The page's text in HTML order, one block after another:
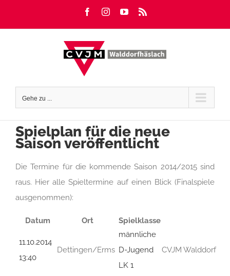
FacebookInstagramYouTube
Gehe zu ...
Spielplan für die neue
Saison veröffentlicht
Die Termine für die kommende Saison 2014/2015 sind
raus. Hier alle Spieltermine auf einen Blick (Finalspiele
ausgenommen):
Datum Ort Spielklasse
11.10.2014
13:40
Dettingen/Erms
männliche
D-Jugend
LK 1
CVJM Walddorf